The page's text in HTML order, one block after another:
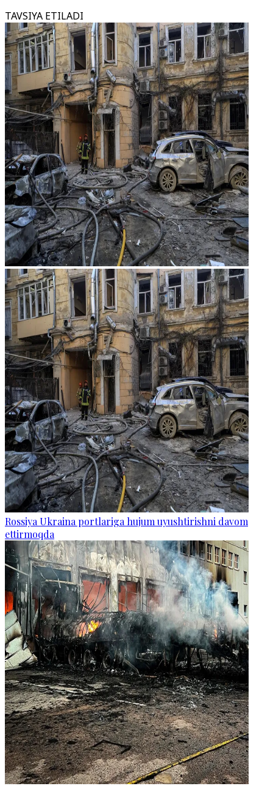
TAVSIYA ETILADI
Rossiya Ukraina portlariga hujum uyushtirishni davom
ettirmoqda